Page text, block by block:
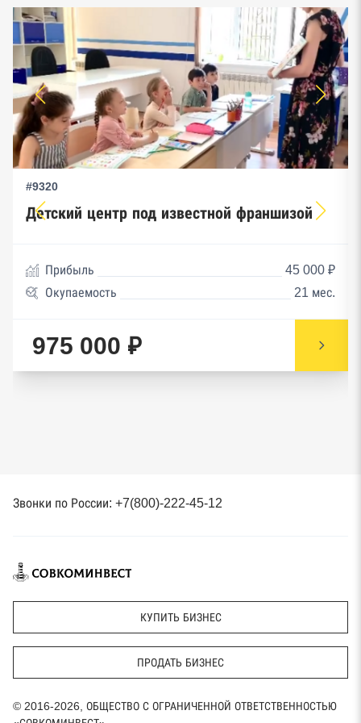
#9320
Детский центр под известной франшизой
Прибыль
45 000 ₽
Окупаемость
21 мес.
975 000 ₽
Звонки по России: +7(800)-222-45-12
КУПИТЬ БИЗНЕС
ПРОДАТЬ БИЗНЕС
© 2016-2026, ОБЩЕСТВО С ОГРАНИЧЕННОЙ ОТВЕТСТВЕННОСТЬЮ